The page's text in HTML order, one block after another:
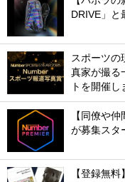
DRIVE」と
スポーツの
真家が撮る
トを開催し
【同僚や
が募集スタ
【登録無